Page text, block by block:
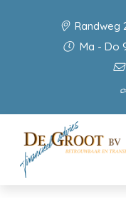
Randweg
Ma - Do